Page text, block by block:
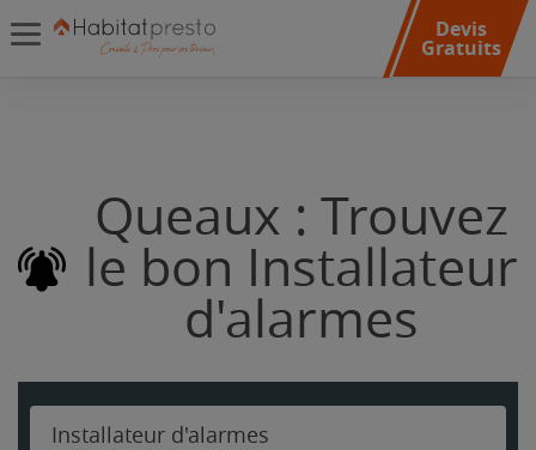
Devis
Gratuits
Queaux : Trouvez
le bon Installateur
d'alarmes
Installateur d'alarmes